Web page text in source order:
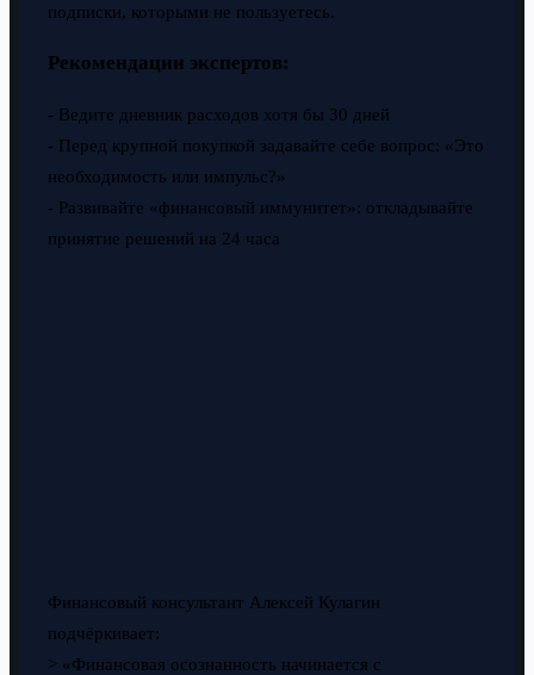
подписки, которыми не пользуетесь.
Рекомендации экспертов:
- Ведите дневник расходов хотя бы 30 дней
- Перед крупной покупкой задавайте себе вопрос: «Это
необходимость или импульс?»
- Развивайте «финансовый иммунитет»: откладывайте
принятие решений на 24 часа
Финансовый консультант Алексей Кулагин
подчёркивает:
> «Финансовая осознанность начинается с